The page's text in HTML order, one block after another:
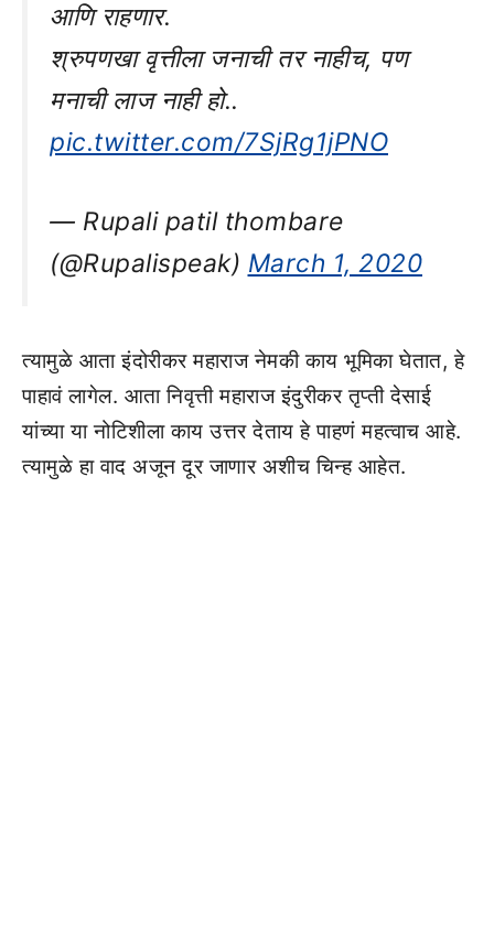
आणि राहणार.
श्रुपणखा वृत्तीला जनाची तर नाहीच, पण
मनाची लाज नाही हो..
pic.twitter.com/7SjRg1jPNO
— Rupali patil thombare
(@Rupalispeak) March 1, 2020
त्यामुळे आता इंदोरीकर महाराज नेमकी काय भूमिका घेतात, हे
पाहावं लागेल. आता निवृत्ती महाराज इंदुरीकर तृप्ती देसाई
यांच्या या नोटिशीला काय उत्तर देताय हे पाहणं महत्वाच आहे.
त्यामुळे हा वाद अजून दूर जाणार अशीच चिन्ह आहेत.